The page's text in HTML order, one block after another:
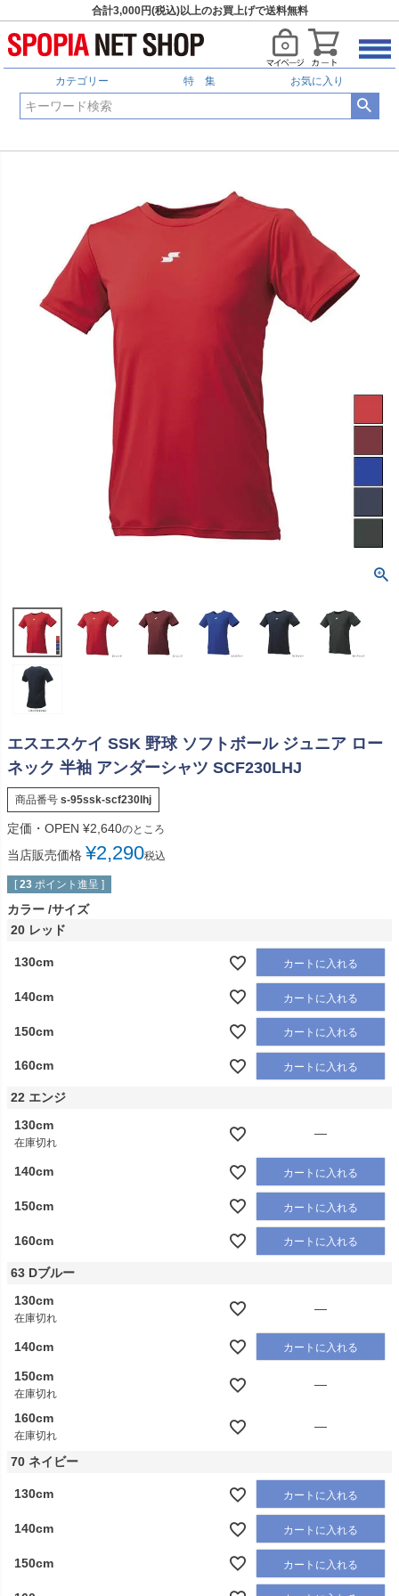
合計3,000円(税込)以上のお買上げで送料無料
カテゴリー 特 集 お気に入り
エスエスケイ SSK 野球 ソフトボール ジュニア ロー
ネック 半袖 アンダーシャツ SCF230LHJ
商品番号 s-95ssk-scf230lhj
定価・OPEN ¥2,640のところ
当店販売価格 ¥2,290税込
[ 23 ポイント進呈 ]
カラー サイズ
20 レッド
130cm カートに入れる
140cm カートに入れる
150cm カートに入れる
160cm カートに入れる
22 エンジ
130cm
在庫切れ
—
140cm カートに入れる
150cm カートに入れる
160cm カートに入れる
63 Dブルー
130cm
在庫切れ
—
140cm カートに入れる
150cm
在庫切れ
—
160cm
在庫切れ
—
70 ネイビー
130cm カートに入れる
140cm カートに入れる
150cm カートに入れる